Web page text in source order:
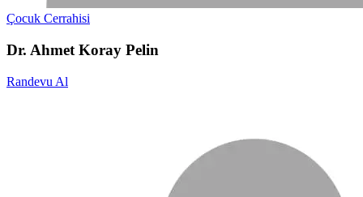
Çocuk Cerrahisi
Dr. Ahmet Koray Pelin
Randevu Al